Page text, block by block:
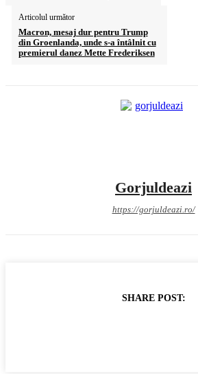
Articolul următor
Macron, mesaj dur pentru Trump
din Groenlanda, unde s-a întâlnit cu
premierul danez Mette Frederiksen
Gorjuldeazi
https://gorjuldeazi.ro/
SHARE POST: